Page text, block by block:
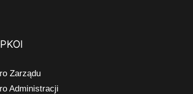
Zarządu
Administracji